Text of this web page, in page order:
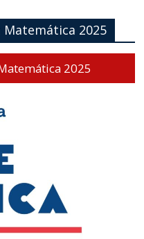
Matemática 2025
2025